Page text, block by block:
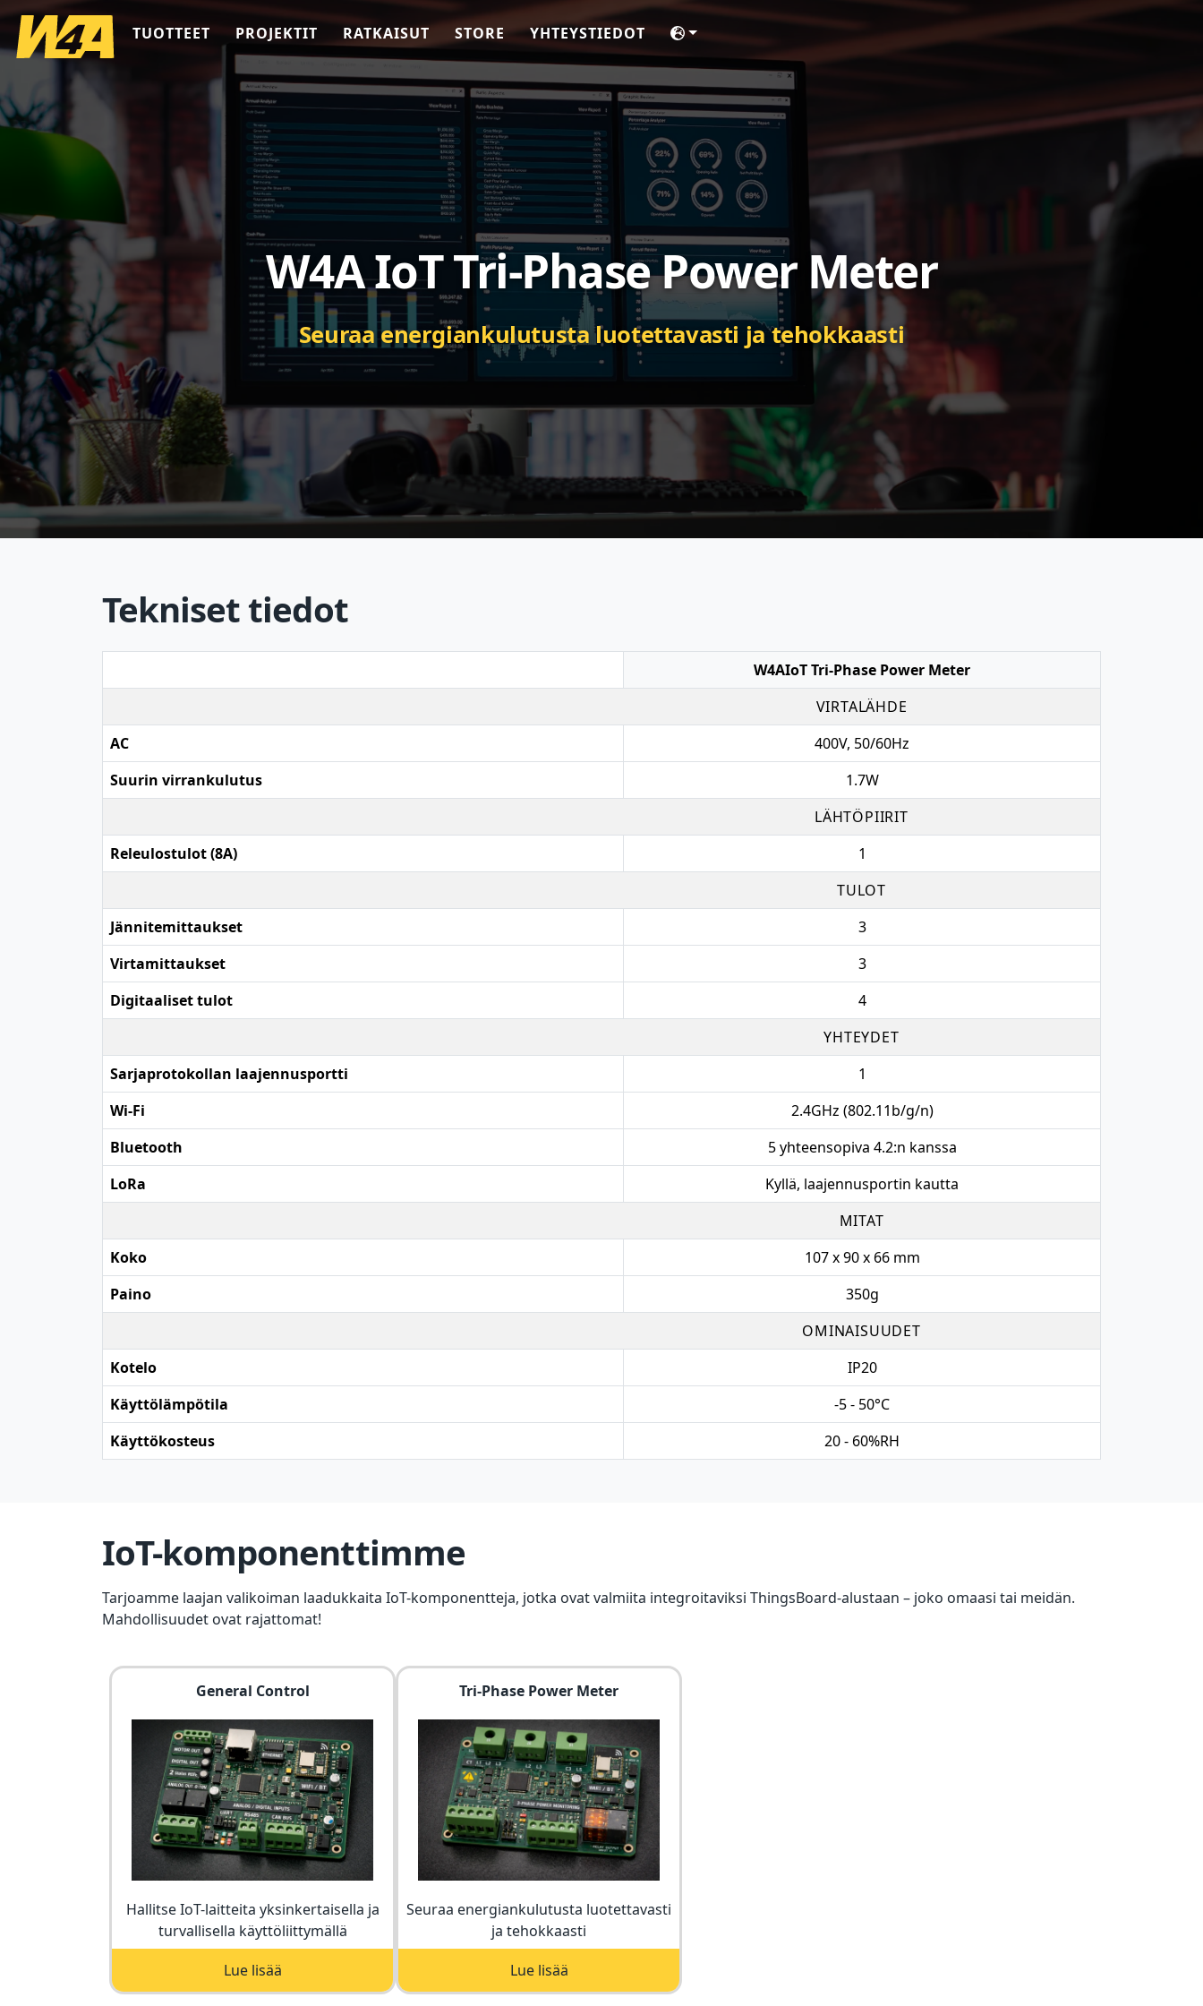
TUOTTEET PROJEKTIT RATKAISUT STORE YHTEYSTIEDOT
W4A IoT Tri-Phase Power Meter
Seuraa energiankulutusta luotettavasti ja tehokkaasti
Tekniset tiedot
W4AIoT Tri-Phase Power Meter
VIRTALÄHDE
AC
400V, 50/60Hz
Suurin virrankulutus
1.7W
LÄHTÖPIIRIT
Releulostulot (8A)
1
TULOT
Jännitemittaukset
3
Virtamittaukset
3
Digitaaliset tulot
4
YHTEYDET
Sarjaprotokollan laajennusportti
1
Wi-Fi
2.4GHz (802.11b/g/n)
Bluetooth
5 yhteensopiva 4.2:n kanssa
LoRa
Kyllä, laajennusportin kautta
MITAT
Koko
107 x 90 x 66 mm
Paino
350g
OMINAISUUDET
Kotelo
IP20
Käyttölämpötila
-5 - 50°C
Käyttökosteus
20 - 60%RH
IoT-komponenttimme
Tarjoamme laajan valikoiman laadukkaita IoT-komponentteja, jotka ovat valmiita integroitaviksi ThingsBoard-alustaan – joko omaasi tai meidän.
Mahdollisuudet ovat rajattomat!
General Control
Hallitse IoT-laitteita yksinkertaisella ja
turvallisella käyttöliittymällä
Lue lisää
Tri-Phase Power Meter
Seuraa energiankulutusta luotettavasti
ja tehokkaasti
Lue lisää